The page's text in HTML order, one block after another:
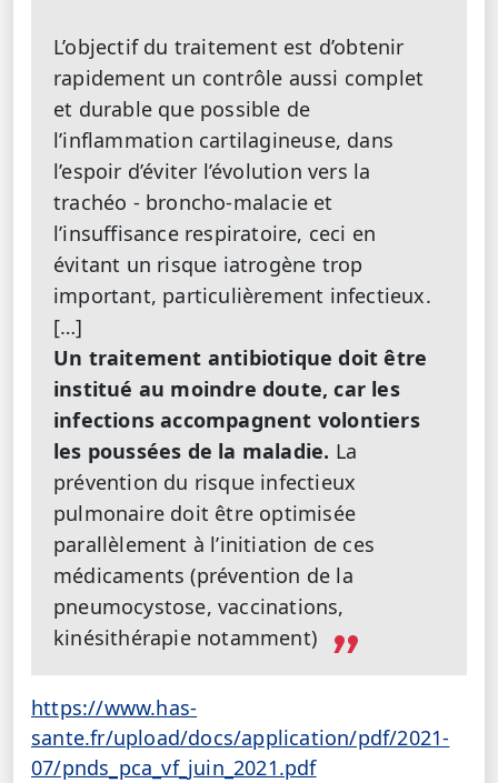
L’objectif du traitement est d’obtenir
rapidement un contrôle aussi complet
et durable que possible de
l’inflammation cartilagineuse, dans
l’espoir d’éviter l’évolution vers la
trachéo - broncho-malacie et
l’insuffisance respiratoire, ceci en
évitant un risque iatrogène trop
important, particulièrement infectieux.
[…]
Un traitement antibiotique doit être
institué au moindre doute, car les
infections accompagnent volontiers
les poussées de la maladie. La
prévention du risque infectieux
pulmonaire doit être optimisée
parallèlement à l’initiation de ces
médicaments (prévention de la
pneumocystose, vaccinations,
kinésithérapie notamment)
https://www.has-
sante.fr/upload/docs/application/pdf/2021-
07/pnds_pca_vf_juin_2021.pdf